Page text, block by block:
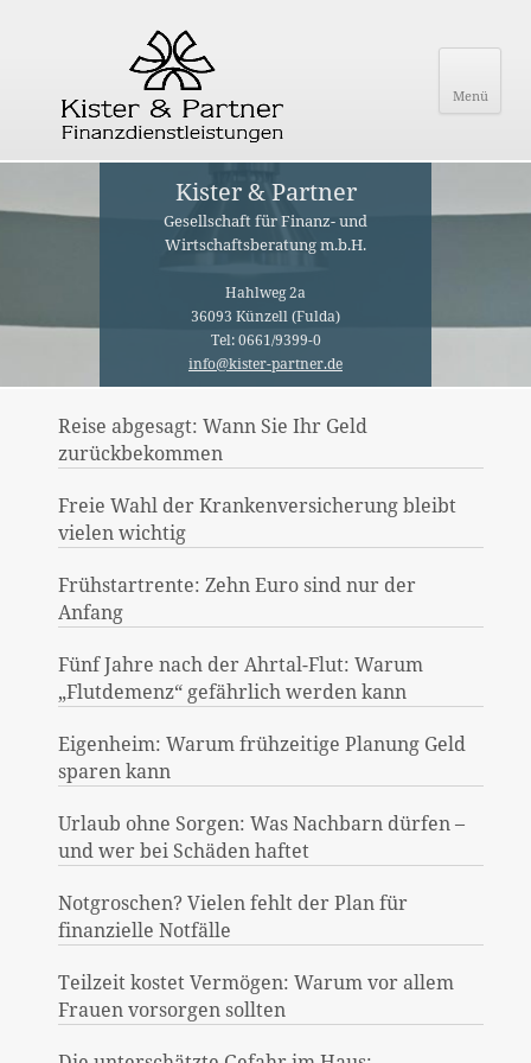
Menü
Kister & Partner
Gesellschaft für Finanz- und
Wirtschaftsberatung m.b.H.
Hahlweg 2a
36093 Künzell (Fulda)
Tel: 0661/9399-0
info@kister-partner.de
Reise abgesagt: Wann Sie Ihr Geld
zurückbekommen
Freie Wahl der Krankenversicherung bleibt
vielen wichtig
Frühstartrente: Zehn Euro sind nur der
Anfang
Fünf Jahre nach der Ahrtal-Flut: Warum
„Flutdemenz“ gefährlich werden kann
Eigenheim: Warum frühzeitige Planung Geld
sparen kann
Urlaub ohne Sorgen: Was Nachbarn dürfen –
und wer bei Schäden haftet
Notgroschen? Vielen fehlt der Plan für
finanzielle Notfälle
Teilzeit kostet Vermögen: Warum vor allem
Frauen vorsorgen sollten